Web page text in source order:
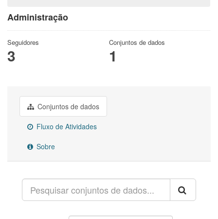
Administração
Seguidores
3
Conjuntos de dados
1
Conjuntos de dados
Fluxo de Atividades
Sobre